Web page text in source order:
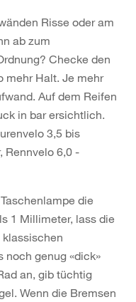
Risse oder am
ab zum
Checke den
mehr Halt. Je mehr
Auf dem Reifen
in bar ersichtlich.
3,5 bis
Rennvelo 6,0 -
die
1 Millimeter, lass die
noch genug «dick»
an, gib tüchtig
Wenn die Bremsen